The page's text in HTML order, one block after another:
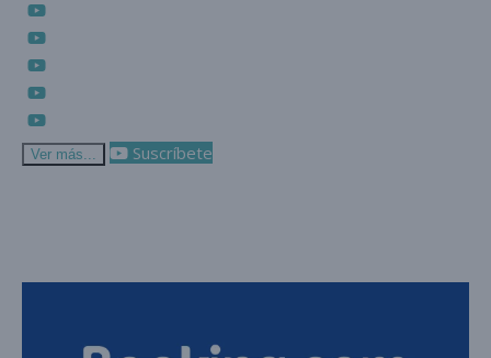
Ver más... Suscríbete